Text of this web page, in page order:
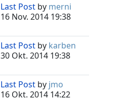
Last Post by merni
16 Nov. 2014 19:38
Last Post by karben
30 Okt. 2014 19:38
Last Post by jmo
16 Okt. 2014 14:22